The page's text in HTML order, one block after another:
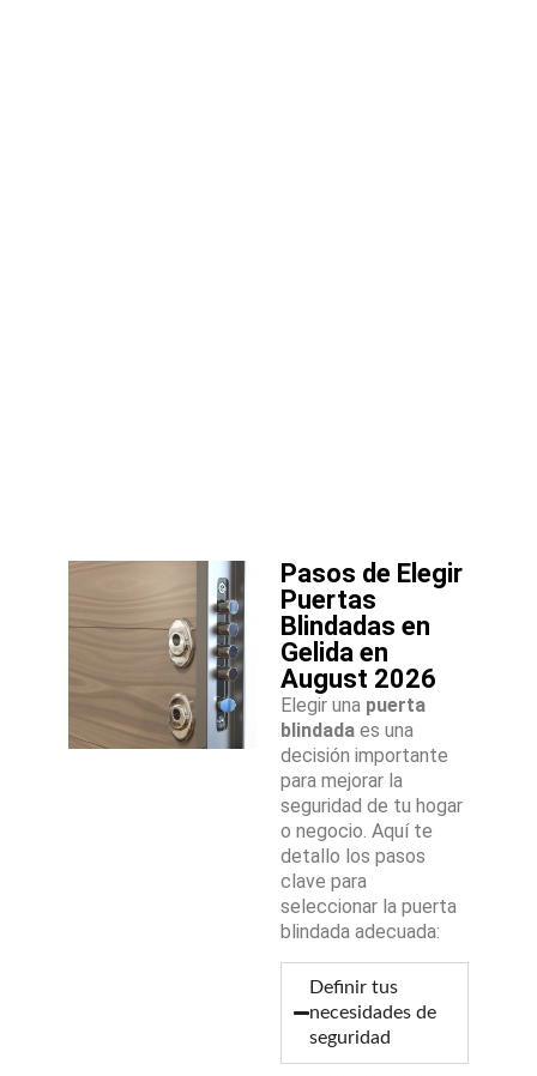
Pasos de Elegir
Puertas
Blindadas en
Gelida en
August 2026
Elegir una puerta
blindada es una
decisión importante
para mejorar la
seguridad de tu hogar
o negocio. Aquí te
detallo los pasos
clave para
seleccionar la puerta
blindada adecuada:
Definir tus
necesidades de
seguridad